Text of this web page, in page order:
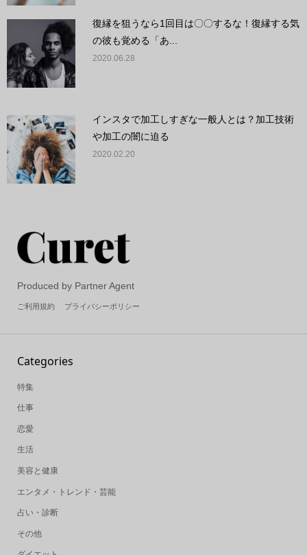
復縁を狙うなら1回目は〇〇するな！復縁する気
の彼も覚める「あ...
2020.06.28
インスタで加工しすぎな一般人とは？加工技術
や加工の闇に迫る
2020.02.20
Produced by Partner Agent
ご利用規約 プライバシーポリシー
Categories
特集
仕事
恋愛
生活
美容と健康
エンタメ・トレンド・芸能
占い・診断
その他